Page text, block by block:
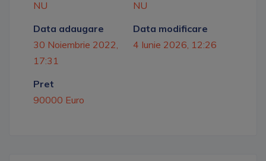
NU
NU
Data adaugare
30 Noiembrie 2022,
17:31
Data modificare
4 Iunie 2026, 12:26
Pret
90000 Euro